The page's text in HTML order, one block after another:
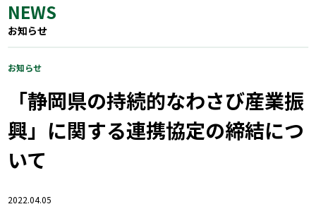
NEWS
お知らせ
お知らせ
「静岡県の持続的なわさび産業振
興」に関する連携協定の締結につ
いて
2022.04.05